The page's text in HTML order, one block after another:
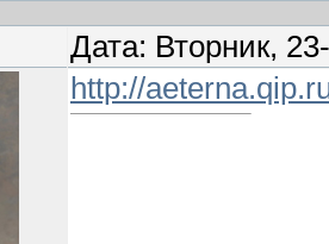
Дата: Вторник,
http://